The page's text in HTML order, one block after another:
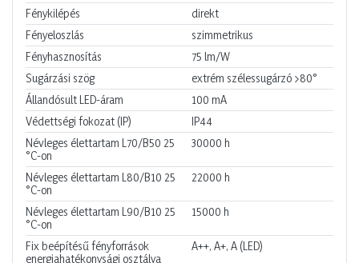
Fénykilépés
direkt
Fényeloszlás
szimmetrikus
Fényhasznosítás
75 lm/W
Sugárzási szög
extrém szélessugárzó >80°
Állandósult LED-áram
100 mA
Védettségi fokozat (IP)
IP44
Névleges élettartam L70/B50 25
°C-on
30000 h
Névleges élettartam L80/B10 25
°C-on
22000 h
Névleges élettartam L90/B10 25
°C-on
15000 h
Fix beépítésű fényforrások
energiahatékonysági osztálya
A++, A+, A (LED)